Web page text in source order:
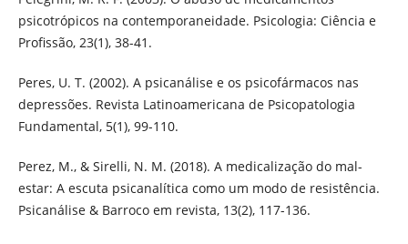
psicotrópicos na contemporaneidade. Psicologia: Ciência e
Profissão, 23(1), 38-41.
Peres, U. T. (2002). A psicanálise e os psicofármacos nas
depressões. Revista Latinoamericana de Psicopatologia
Fundamental, 5(1), 99-110.
Perez, M., & Sirelli, N. M. (2018). A medicalização do mal-
estar: A escuta psicanalítica como um modo de resistência.
Psicanálise & Barroco em revista, 13(2), 117-136.